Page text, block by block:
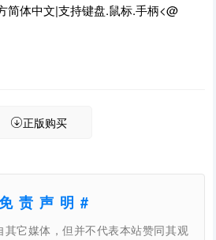
简体中文|支持键盘.鼠标.手柄<@
正版购买
责声明#
它媒体，但并不代表本站赞同其观